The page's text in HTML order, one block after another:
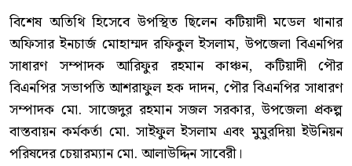
বিশেষ অতিথি হিসেবে উপস্থিত ছিলেন কটিয়াদী মডেল থানার
অফিসার ইনচার্জ মোহাম্মদ রফিকুল ইসলাম, উপজেলা বিএনপির
সাধারণ সম্পাদক আরিফুর রহমান কাঞ্চন, কটিয়াদী পৌর
বিএনপির সভাপতি আশরাফুল হক দাদন, পৌর বিএনপির সাধারণ
সম্পাদক মো. সাজেদুর রহমান সজল সরকার, উপজেলা প্রকল্প
বাস্তবায়ন কর্মকর্তা মো. সাইফুল ইসলাম এবং মুমুরদিয়া ইউনিয়ন
পরিষদের চেয়ারম্যান মো. আলাউদ্দিন সাবেরী।